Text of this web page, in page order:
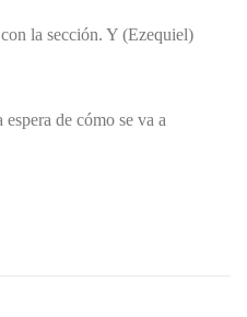
la sección. Y (Ezequiel)
de cómo se va a